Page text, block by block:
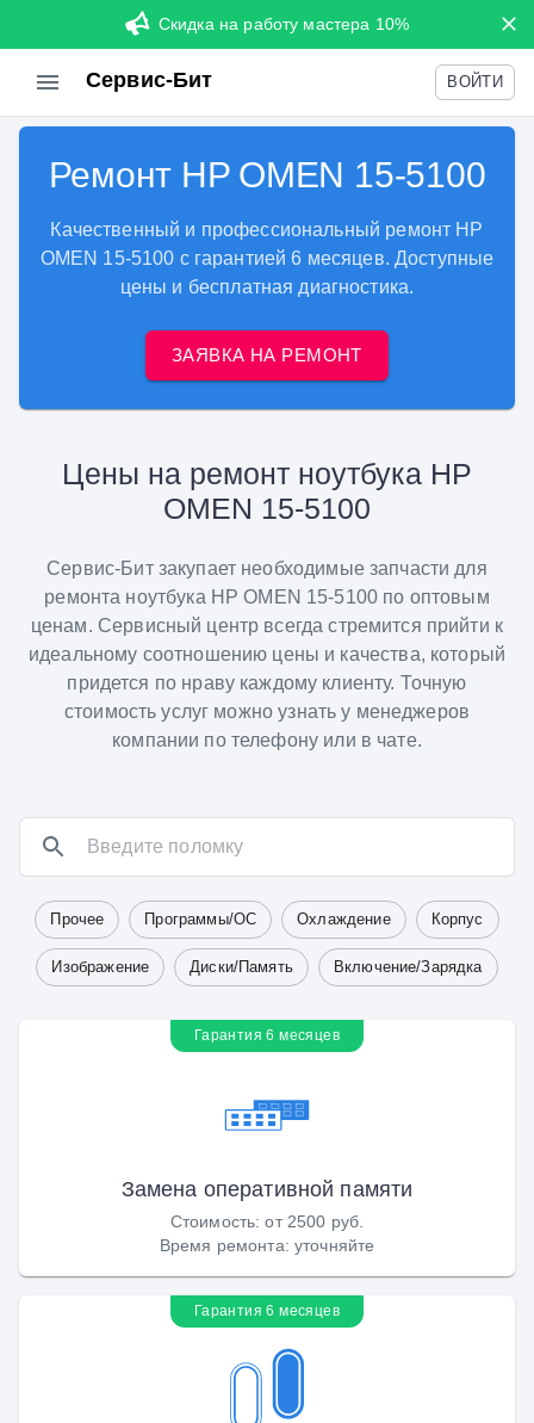
Скидка на работу мастера 10%
Сервис-Бит ВОЙТИ
Ремонт HP OMEN 15-5100
Качественный и профессиональный ремонт HP
OMEN 15-5100 с гарантией 6 месяцев. Доступные
цены и бесплатная диагностика.
ЗАЯВКА НА РЕМОНТ
Цены на ремонт ноутбука HP
OMEN 15-5100
Сервис-Бит закупает необходимые запчасти для
ремонта ноутбука HP OMEN 15-5100 по оптовым
ценам. Сервисный центр всегда стремится прийти к
идеальному соотношению цены и качества, который
придется по нраву каждому клиенту. Точную
стоимость услуг можно узнать у менеджеров
компании по телефону или в чате.
Прочее Программы/ОС Охлаждение Корпус
Изображение Диски/Память Включение/Зарядка
Гарантия 6 месяцев
Замена оперативной памяти
Стоимость:от 2500 руб.
Время ремонта: уточняйте
Гарантия 6 месяцев